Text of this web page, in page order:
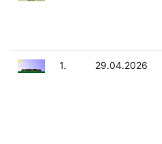
1. 29.04.2026